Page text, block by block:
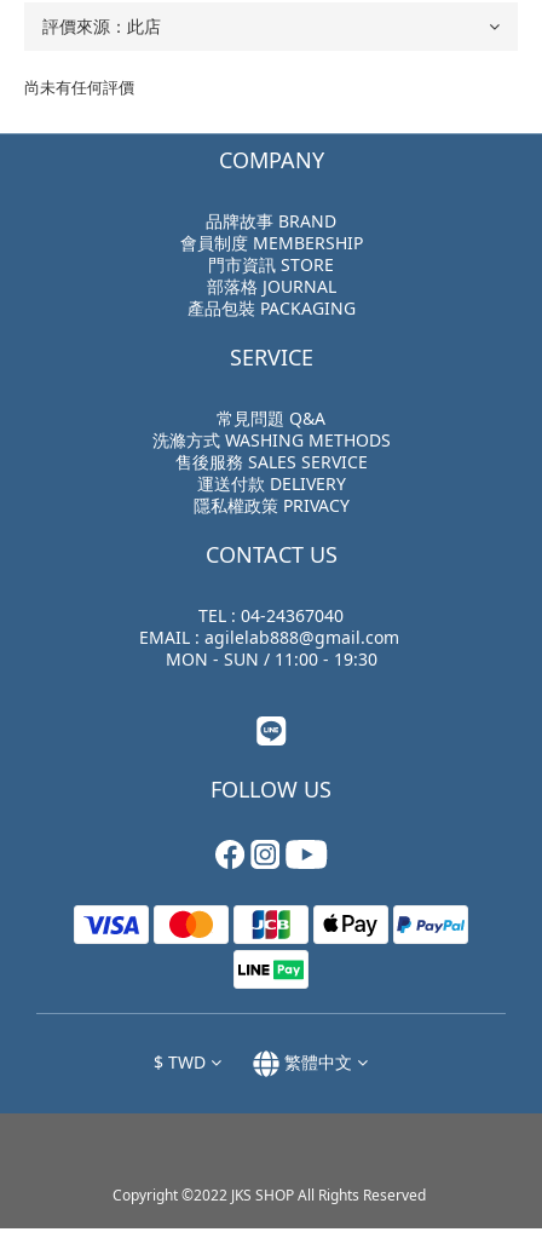
尚未有任何評價
COMPANY
品牌故事 BRAND
會員制度 MEMBERSHIP
門市資訊 STORE
部落格 JOURNAL
產品包裝 PACKAGING
SERVICE
常見問題 Q&A
洗滌方式 WASHING METHODS
售後服務 SALES SERVICE
運送付款 DELIVERY
隱私權政策 PRIVACY
CONTACT US
TEL : 04-24367040
EMAIL : agilelab888@gmail.com
MON - SUN / 11:00 - 19:30
FOLLOW US
$ TWD 繁體中文
Copyright ©2022 JKS SHOP All Rights Reserved